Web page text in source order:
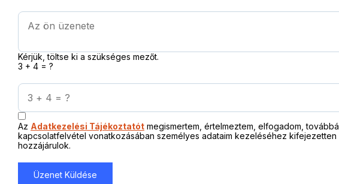
Kérjük, töltse ki a szükséges mezőt.
3 + 4 = ?
Az Adatkezelési Tájékoztatót megismertem, értelmeztem, elfogadom, továbbá
kapcsolatfelvétel vonatkozásában személyes adataim kezeléséhez kifejezetten
hozzájárulok.
Üzenet Küldése